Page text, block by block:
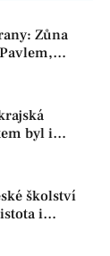
Zůna
3 NATO
byl i
PRO
školství
i